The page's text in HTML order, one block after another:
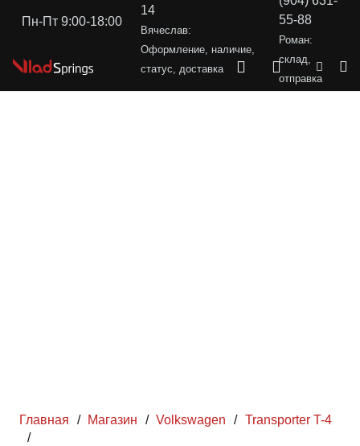
Пн-Пт 9:00-18:00
14
Вячеслав:
Оформление, наличие,
статус, доставка
55-88
Роман:
склад,
отправка
Главная / Магазин / Volkswagen / Transporter T-4
/